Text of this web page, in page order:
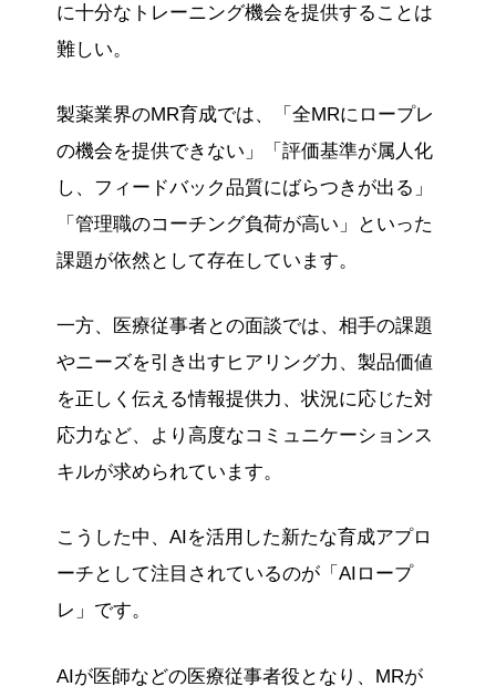
に十分なトレーニング機会を提供することは
難しい。
製薬業界のMR育成では、「全MRにロープレ
の機会を提供できない」「評価基準が属人化
し、フィードバック品質にばらつきが出る」
「管理職のコーチング負荷が高い」といった
課題が依然として存在しています。
一方、医療従事者との面談では、相手の課題
やニーズを引き出すヒアリング力、製品価値
を正しく伝える情報提供力、状況に応じた対
応力など、より高度なコミュニケーションス
キルが求められています。
こうした中、AIを活用した新たな育成アプロ
ーチとして注目されているのが「AIロープ
レ」です。
AIが医師などの医療従事者役となり、MRが